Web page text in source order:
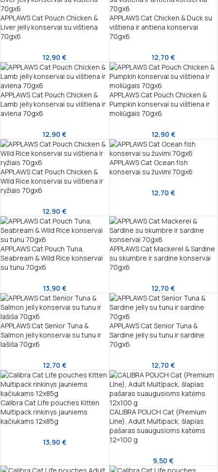
APPLAWS Cat Pouch Chicken &
Liver jelly konservai su vištiena
70gx6
12,90€
APPLAWS Cat Chicken & Duck su
vištiena ir antiena konservai
70gx6
12,70€
APPLAWS Cat Pouch Chicken &
Lamb jelly konservai su vištiena ir
aviena 70gx6
12,90€
APPLAWS Cat Pouch Chicken &
Pumpkin konservai su vištiena ir
moliūgais 70gx6
12,90 €
APPLAWS Cat Pouch Chicken &
Wild Rice konservai su vištiena ir
ryžiais 70gx6
12,90€
APPLAWS Cat Ocean fish
konservai su žuvimi 70gx6
12,70€
APPLAWS Cat Pouch Tuna,
Seabream & Wild Rice konservai
su tunu 70gx6
13,90 €
APPLAWS Cat Mackerel & Sardine
su skumbre ir sardine konservai
70gx6
12,70€
APPLAWS Cat Senior Tuna &
Salmon jelly konservai su tunu ir
lašiša 70gx6
12,70 €
APPLAWS Cat Senior Tuna &
Sardine jelly su tunu ir sardine
70gx6
12,70€
Calibra Cat Life pouches Kitten
Multipack rinkinys jauniems
kačiukams 12x85g
13,90 €
CALIBRA POUCH Cat (Premium
Line), Adult Multipack, šlapias
pašaras suaugusioms katėms
12×100 g
9,50€